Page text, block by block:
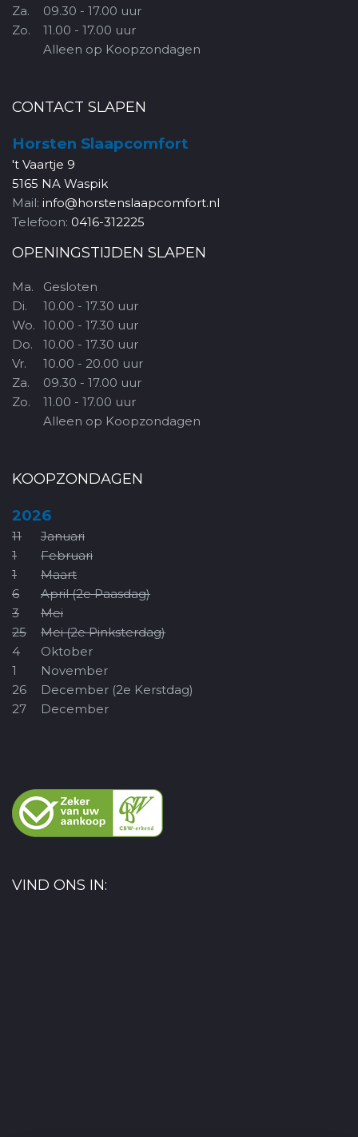
Za.
Zo.
09.30 - 17.00 uur
11.00 - 17.00 uur
Alleen op Koopzondagen
CONTACT SLAPEN
Horsten Slaapcomfort
't Vaartje 9
5165 NA Waspik
Mail: info@horstenslaapcomfort.nl
Telefoon: 0416-312225
OPENINGSTIJDEN SLAPEN
Ma.
Di.
Wo.
Do.
Vr.
Za.
Zo.
Gesloten
10.00 - 17.30 uur
10.00 - 17.30 uur
10.00 - 17.30 uur
10.00 - 20.00 uur
09.30 - 17.00 uur
11.00 - 17.00 uur
Alleen op Koopzondagen
KOOPZONDAGEN
2026
11
Januari
1
Februari
1
Maart
6
April (2e Paasdag)
3
Mei
25
Mei (2e Pinksterdag)
4
Oktober
1
November
26
December (2e Kerstdag)
27
December
VIND ONS IN: